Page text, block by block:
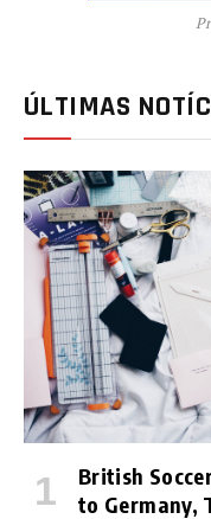
ÚLTIMAS
British
to Germany,